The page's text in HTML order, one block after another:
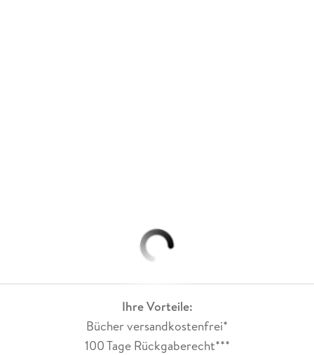
Ihre Vorteile:
Bücher versandkostenfrei*
100 Tage Rückgaberecht***